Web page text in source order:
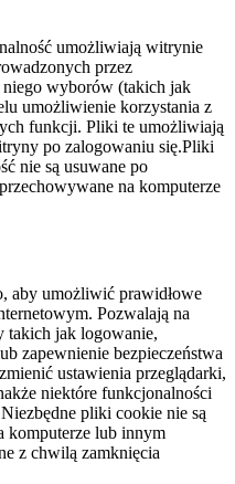
umożliwiają witrynie
przez
wyborów (takich jak
umożliwienie korzystania z
funkcji. Pliki te umożliwiają
po zalogowaniu się.Pliki
nie są usuwane po
na komputerze
aby umożliwić prawidłowe
Pozwalają na
takich jak logowanie,
zapewnienie bezpieczeństwa
ustawienia przeglądarki,
niektóre funkcjonalności
pliki cookie nie są
komputerze lub innym
z chwilą zamknięcia